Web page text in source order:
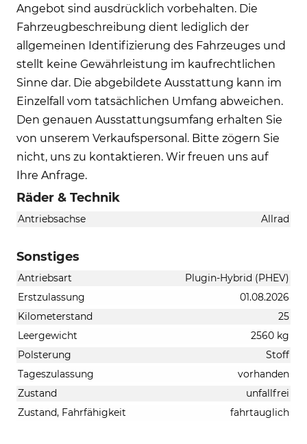
Angebot sind ausdrücklich vorbehalten. Die
Fahrzeugbeschreibung dient lediglich der
allgemeinen Identifizierung des Fahrzeuges und
stellt keine Gewährleistung im kaufrechtlichen
Sinne dar. Die abgebildete Ausstattung kann im
Einzelfall vom tatsächlichen Umfang abweichen.
Den genauen Ausstattungsumfang erhalten Sie
von unserem Verkaufspersonal. Bitte zögern Sie
nicht, uns zu kontaktieren. Wir freuen uns auf
Ihre Anfrage.
Räder & Technik
Antriebsachse Allrad
Sonstiges
Antriebsart
Plugin-Hybrid (PHEV)
Erstzulassung
01.08.2026
Kilometerstand
25
Leergewicht
2560 kg
Polsterung
Stoff
Tageszulassung
vorhanden
Zustand
unfallfrei
Zustand, Fahrfähigkeit
fahrtauglich